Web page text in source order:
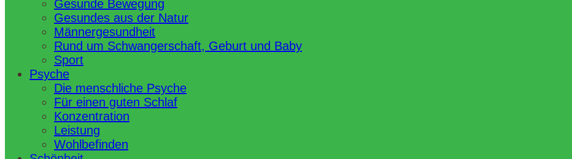
Gesunde Bewegung
Gesundes aus der Natur
Männergesundheit
Rund um Schwangerschaft, Geburt und Baby
Sport
Psyche
Die menschliche Psyche
Für einen guten Schlaf
Konzentration
Leistung
Wohlbefinden